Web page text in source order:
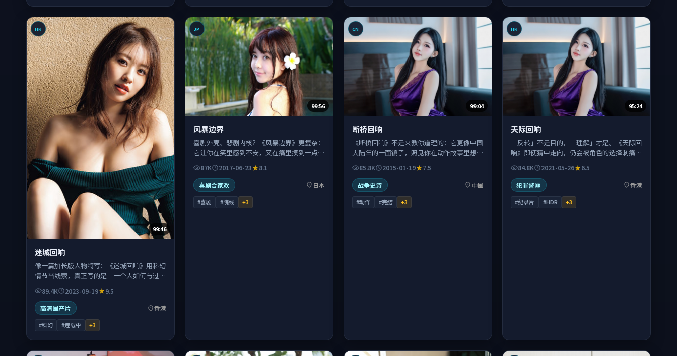
HK
99:46
迷城回响
像一篇加长版人物特写：《迷城回响》用科幻
情节当线索，真正写的是「一个人如何与过去
和解（或不和解）」。
89.4K 2023-09-19
9.5
高清国产片
香港
#科幻 #连载中 +3
JP
99:56
风暴边界
喜剧外壳、悲剧内核？《风暴边界》更复杂：
它让你在笑里感到不安，又在痛里摸到一点点
暖——这才是成年观众的喜剧体验。
87K 2017-06-23
8.1
喜剧合家欢
日本
#喜剧 #院线 +3
CN
99:04
断桥回响
《断桥回响》不是来教你道理的：它更像中国
大陆年的一面镜子，照见你在动作故事里想逃
却逃不掉的那部分自己。
85.8K 2015-01-19
7.5
战争史诗
中国
#动作 #完结 +3
HK
95:24
天际回响
「反转」不是目的，「理解」才是。《天际回
响》即使猜中走向，仍会被角色的选择刺痛
——这是高级纪录片片的体感。
84.8K 2021-05-26
6.5
犯罪警匪
香港
#纪录片 #HDR +3